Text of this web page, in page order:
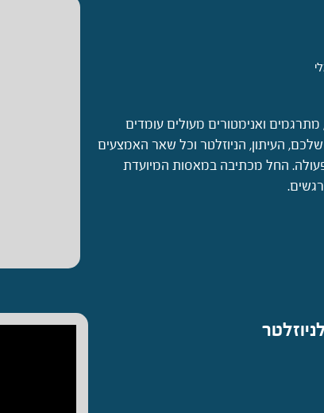
ואנימטורים מעולים עומדים
העיתון, הניוזלטר וכל שאר האמצעים
החל מכתיבה במאסות המיועדת